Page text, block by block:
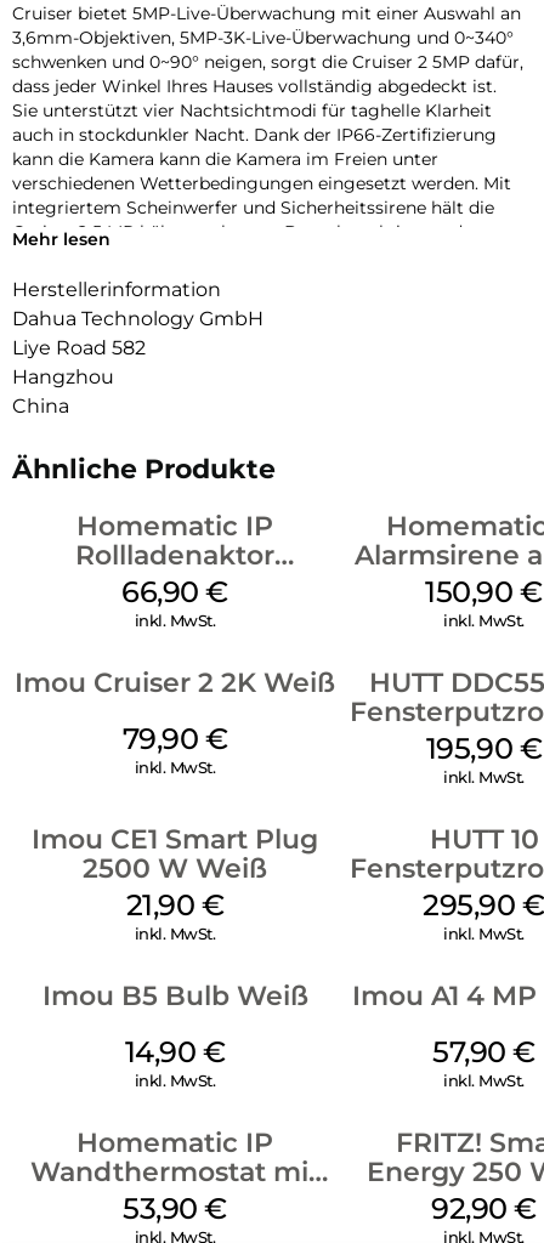
Cruiser bietet 5MP-Live-Überwachung mit einer Auswahl an
3,6mm-Objektiven, 5MP-3K-Live-Überwachung und 0~340°
schwenken und 0~90° neigen, sorgt die Cruiser 2 5MP dafür,
dass jeder Winkel Ihres Hauses vollständig abgedeckt ist.
Sie unterstützt vier Nachtsichtmodi für taghelle Klarheit
auch in stockdunkler Nacht. Dank der IP66-Zertifizierung
kann die Kamera kann die Kamera im Freien unter
verschiedenen Wetterbedingungen eingesetzt werden. Mit
integriertem Scheinwerfer und Sicherheitssirene hält die
Cruiser 2 5 MP hält ungebetene Besucher aktiv von dem
Mehr lesen
Herstellerinformation
Dahua Technology GmbH
Liye Road 582
Hangzhou
China
Ähnliche Produkte
Homematic IP
Rollladenaktor
Unterputz Weiß
66,90€
inkl. MwSt.
Alarmsirene
Weiß
150,90€
inkl. MwSt.
Imou Cruiser 2 2K Weiß
79,90 €
inkl. MwSt.
HUTT
Weiß
195,90 €
inkl. MwSt.
Imou CE1 Smart Plug
2500 W Weiß
21,90 €
inkl. MwSt.
HUTT 10
Weiß
295,90€
inkl. MwSt.
Imou B5 Bulb Weiß
14,90 €
inkl. MwSt.
Imou A1 4
57,90€
inkl. MwSt.
Homematic IP
Wandthermostat mit
Luftfeuchtigkeitssensor
Weiß
53,90€
inkl. MwSt.
FRITZ!
Energy 250
92,90€
inkl. MwSt.